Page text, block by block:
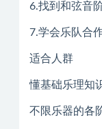
6.找到和弦音
7.学会乐队合
适合人群
懂基础乐理知
不限乐器的各